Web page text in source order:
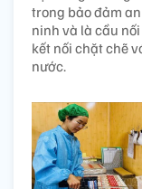
trong bảo đảm
ninh và là cầu
kết nối chặt chẽ
nước.